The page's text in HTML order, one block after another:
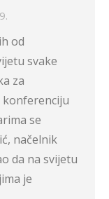
od
svake
za
konferenciju
se
načelnik
da na svijetu
je